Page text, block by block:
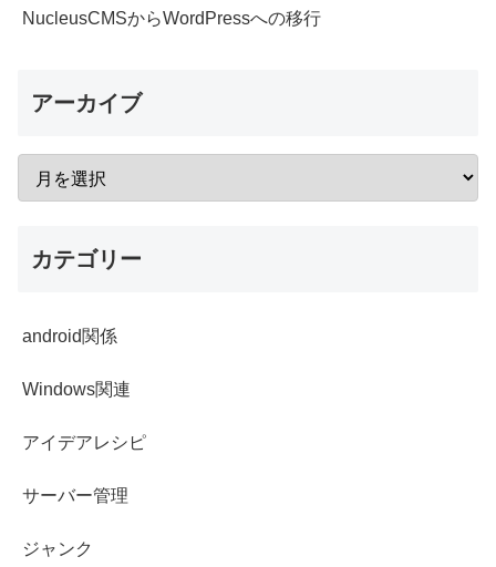
NucleusCMSからWordPressへの移行
アーカイブ
カテゴリー
android関係
Windows関連
アイデアレシピ
サーバー管理
ジャンク